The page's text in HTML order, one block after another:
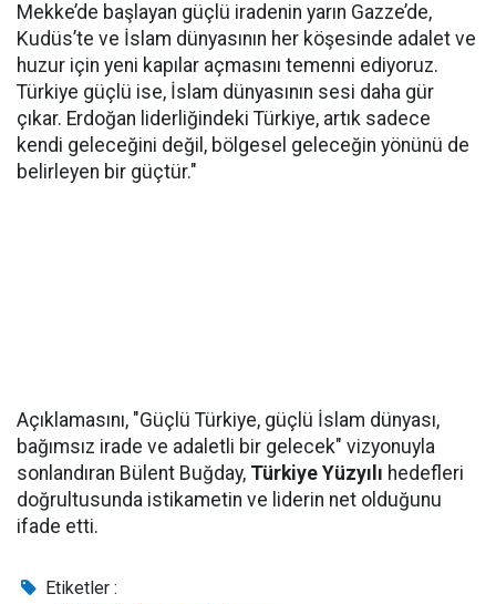
Mekke’de başlayan güçlü iradenin yarın Gazze’de,
Kudüs’te ve İslam dünyasının her köşesinde adalet ve
huzur için yeni kapılar açmasını temenni ediyoruz.
Türkiye güçlü ise, İslam dünyasının sesi daha gür
çıkar. Erdoğan liderliğindeki Türkiye, artık sadece
kendi geleceğini değil, bölgesel geleceğin yönünü de
belirleyen bir güçtür."
Açıklamasını, "Güçlü Türkiye, güçlü İslam dünyası,
bağımsız irade ve adaletli bir gelecek" vizyonuyla
sonlandıran Bülent Buğday, Türkiye Yüzyılı hedefleri
doğrultusunda istikametin ve liderin net olduğunu
ifade etti.
Etiketler :